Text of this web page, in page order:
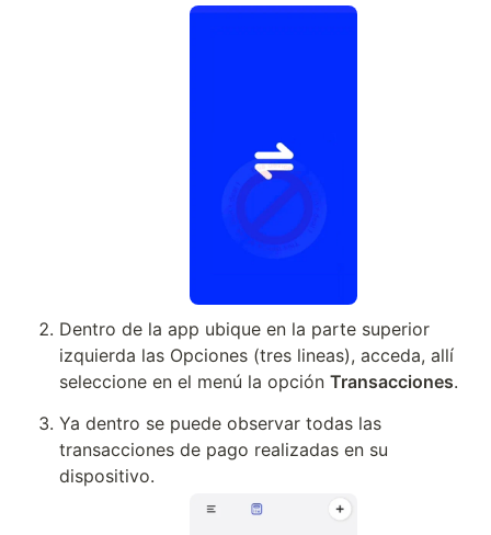
Dentro de la app ubique en la parte superior
izquierda las Opciones (tres lineas), acceda, allí
seleccione en el menú la opción Transacciones.
Ya dentro se puede observar todas las
transacciones de pago realizadas en su
dispositivo.